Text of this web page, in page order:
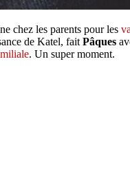
chez les parents pour les
de Katel, fait Pâques
. Un super moment.